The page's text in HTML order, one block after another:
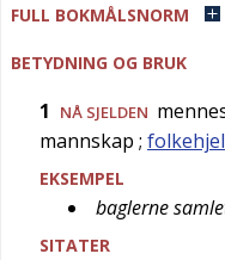
FULL BOKMÅLSNORM
BETYDNING OG BRUK
1 NÅ SJELDEN
mannskap ;
EKSEMPEL
baglerne
SITATER